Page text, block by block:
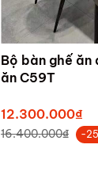
Bộ bàn ghế ăn
ăn C59T
12.300.000₫
16.400.000₫ -